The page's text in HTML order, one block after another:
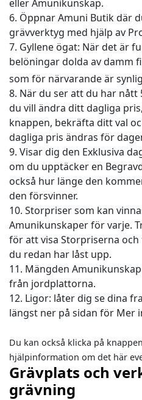
eller Amunikunskap.
6. Öppnar Amuni Butik där
grävverktyg med hjälp av
7. Gyllene ögat: När det är
belöningar dolda av damm
som för närvarande är
8. När du ser att du har nått
du vill ändra ditt dagliga
knappen, bekräfta ditt val
dagliga pris ändras för
9. Visar dig den Exklusiva
om du upptäcker en
också hur länge den
den försvinner.
10. Storpriser som kan
Amunikunskaper för varje.
för att visa Storpriserna
du redan har låst upp.
11. Mängden
från jordplattorna.
12. Ligor: låter dig se dina
längst ner på sidan för Mer
Du kan också klicka på knappen
hjälpinformation om det här
Grävplats och
grävning